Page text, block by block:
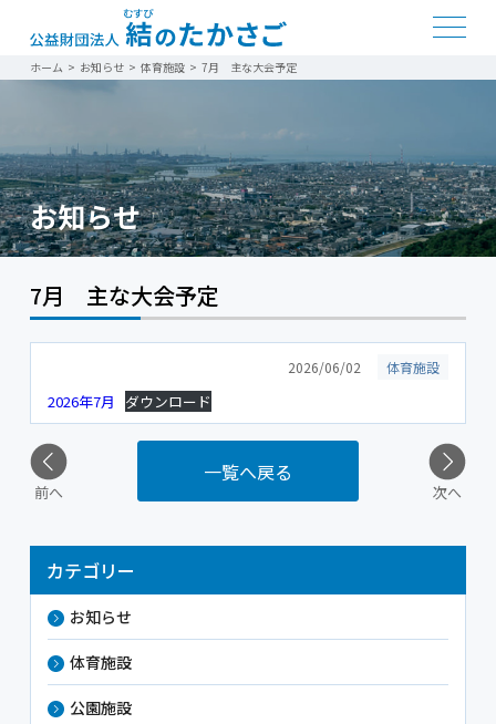
ホーム > お知らせ> 体育施設> 7月 主な大会予定
お知らせ
7月 主な大会予定
2026/06/02 体育施設
2026年7月 ダウンロード
前へ
一覧へ戻る
次へ
カテゴリー
お知らせ
体育施設
公園施設